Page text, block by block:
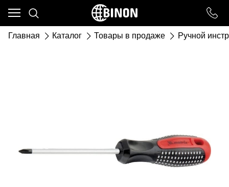
Главная Каталог Товары в продаже Ручной
Ваш город - ст. Каневская,
угадали?
ДА НЕТ